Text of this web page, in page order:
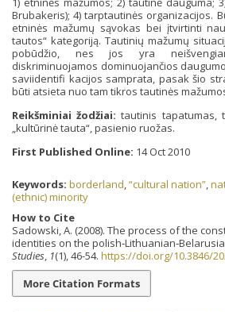
Brubakeris); 4) tarptautinės organizacijos.
etninės mažumų sąvokas bei įtvirtinti
tautos“ kategoriją. Tautinių mažumų
pobūdžio, nes jos yra
diskriminuojamos dominuojančios
saviidentifi kacijos samprata, pasak šio
būti atsieta nuo tam tikros tautinės
Reikšminiai žodžiai: tautinis tapatumas,
„kultūrinė tauta“, pasienio ruožas.
First Published Online: 14 Oct 2010
Keywords: borderland,“cultural nation”,
(ethnic) minority
How to Cite
Sadowski, A. (2008). The process of the
identities on the
Studies, 1(1), 46-54. https://doi.org/10.3846/
More Citation Formats